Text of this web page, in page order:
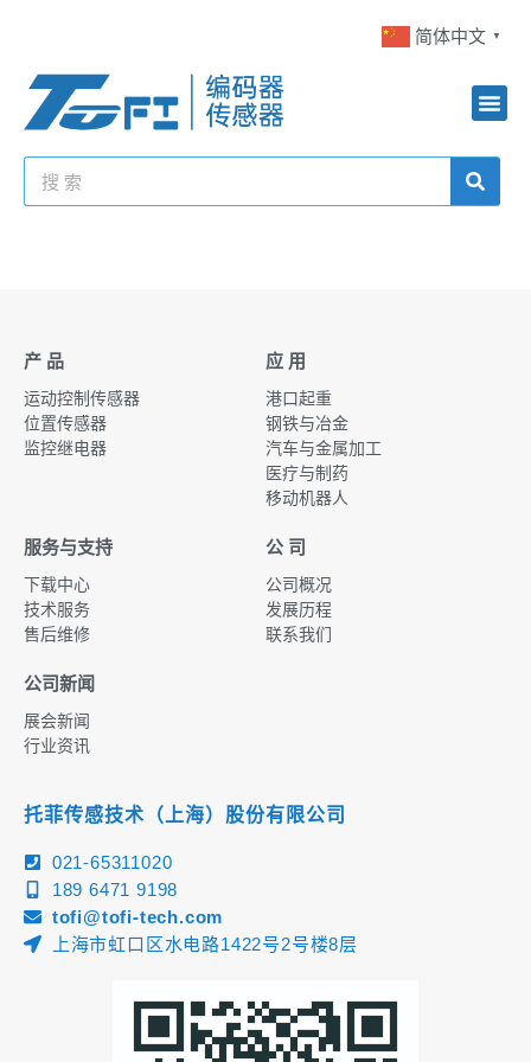
简体中文 ▼
产 品
运动控制传感器
位置传感器
监控继电器
应 用
港口起重
钢铁与冶金
汽车与金属加工
医疗与制药
移动机器人
服务与支持
下载中心
技术服务
售后维修
公 司
公司概况
发展历程
联系我们
公司新闻
展会新闻
行业资讯
托菲传感技术（上海）股份有限公司
021-65311020
189 6471 9198
tofi@tofi-tech.com
上海市虹口区水电路1422号2号楼8层